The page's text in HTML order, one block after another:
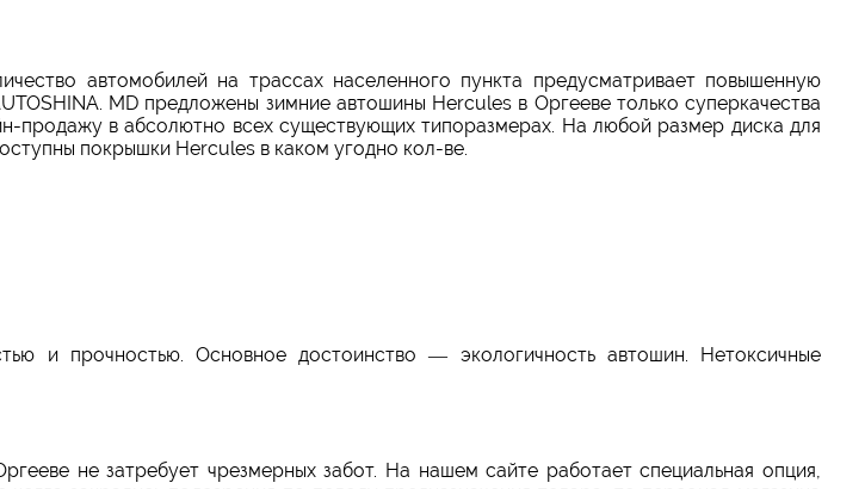
автомобилей на трассах населенного пункта предусматривает повышенную
MD предложены зимние автошины Hercules в Оргееве только суперкачества
продажу в абсолютно всех существующих типоразмерах. На любой размер диска для
покрышки Hercules в каком угодно кол-ве.
и прочностью. Основное достоинство — экологичность автошин. Нетоксичные
не затребует чрезмерных забот. На нашем сайте работает специальная опция,